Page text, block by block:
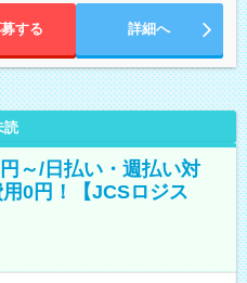
する 詳細へ
読
～/日払い・週払い対
0円！【JCSロジス